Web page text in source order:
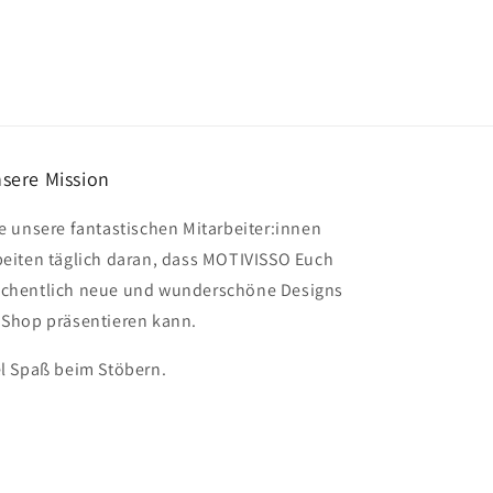
Mission
unsere fantastischen Mitarbeiter:innen
täglich daran, dass MOTIVISSO Euch
neue und wunderschöne Designs
präsentieren kann.
Spaß beim Stöbern.